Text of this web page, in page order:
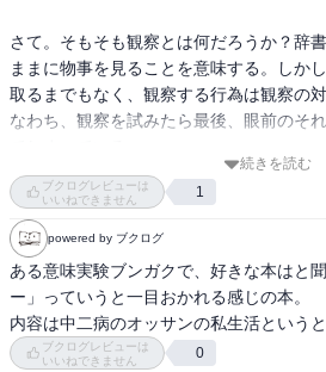
さて。そもそも観察とは何だろうか？辞
ままに物事を見ることを意味する。しか
取るまでもなく、観察する行為は観察の
なわち、観察を試みたら最後、眼前のそ
一方で、観察に付きまとう上記の性質は
察の新たな可能性を示唆しているように
ようとすることは、対象物に何らかの影
である。
影響が及ぶ範囲が、一時の観察系のみに
を持つのかは分からない。但し、客観性
続きを読む
ブクログレビューは
いいねできません
1
powered by ブクログ
ある意味実験ブンガクで、好きな本はと
ー」っていうと一目おかれる感じの本。
内容は中二病のオッサンの私生活という
ブクログレビューは
いいねできません
0